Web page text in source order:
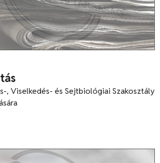
, Viselkedés- és Sejtbiológiai Szakosztály